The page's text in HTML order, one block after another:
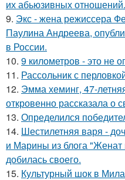
их абьюзивных отношений.
9. Экс - жена режиссера
Паулина Андреева,
в России.
10. 9 километров - это не
11. Рассольник с
12. Эмма хеминг, 47-
откровенно рассказала о
13. Определился
14. Шестилетняя варя -
и Марины из блога
добилась своего.
15. Культурный шок в